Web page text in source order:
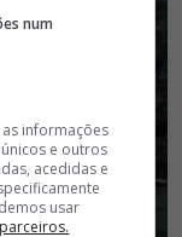
num
informações
e outros
acedidas e
usar